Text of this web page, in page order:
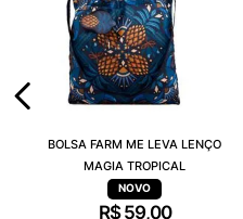
BOLSA FARM ME LEVA LENÇO
MAGIA TROPICAL
R$ 59,00